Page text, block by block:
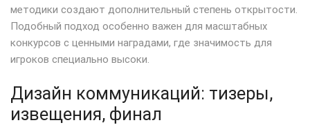
методики создают дополнительный степень открытости.
Подобный подход особенно важен для масштабных
конкурсов с ценными наградами, где значимость для
игроков специально высоки.
Дизайн коммуникаций: тизеры,
извещения, финал